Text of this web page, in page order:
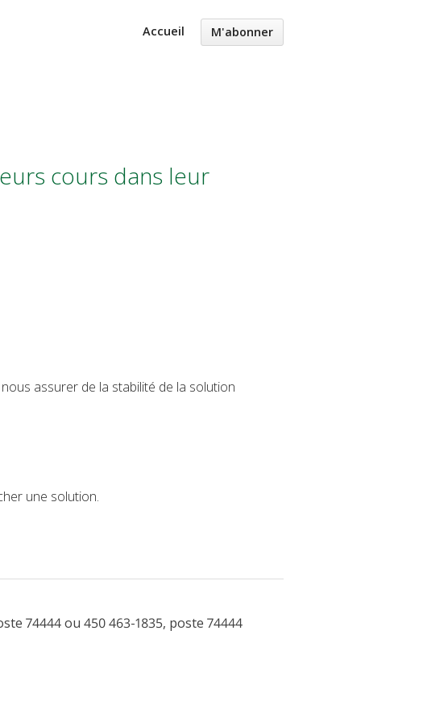
Accueil M'abonner
cours dans leur
assurer de la stabilité de la solution
une solution.
74444 ou 450 463-1835, poste 74444